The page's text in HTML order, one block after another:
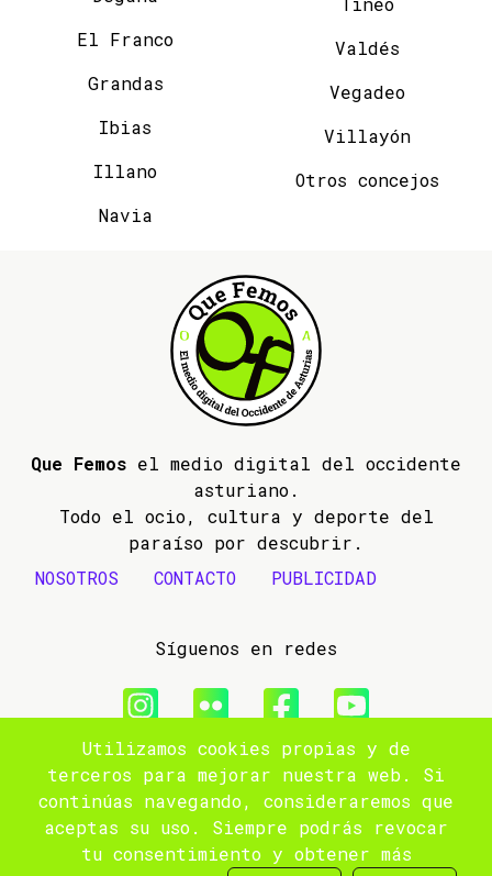
El Franco
Grandas
Ibias
Illano
Navia
Valdés
Vegadeo
Villayón
Otros concejos
Que Femos el medio digital del occidente
asturiano.
Todo el ocio, cultura y deporte del
paraíso por descubrir.
NOSOTROS
CONTACTO PUBLICIDAD
Síguenos en redes
© 2009- 2026 Que Femos
Política de privacidad
Utilizamos cookies propias y de
terceros para mejorar nuestra web. Si
continúas navegando, consideraremos que
aceptas su uso. Siempre podrás revocar
tu consentimiento y obtener más